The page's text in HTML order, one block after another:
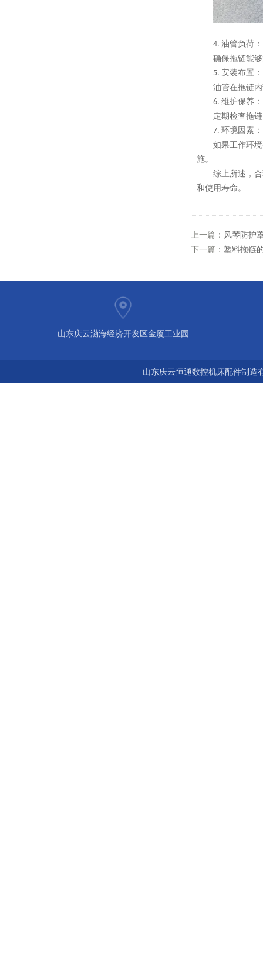
4. 油管负荷：
确保拖链能
5. 安装布置：
油管在拖链
6. 维护保养：
定期检查拖
7. 环境因素：
如果工作环
施。
综上所述，
和使用寿命。
上一篇： 风琴防护
下一篇： 塑料拖链
山东庆云渤海经济开发区金厦工业园
山东庆云恒通数控机床配件制